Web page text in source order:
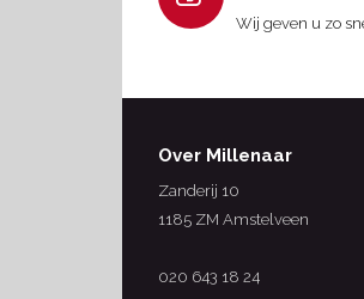
Wij geven u zo
Over Millenaar
Zanderij 10
1185 ZM Amstelveen
020 643 18 24